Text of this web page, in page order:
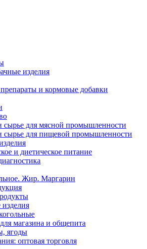
изделия
и кормовые добавки
сырье для мясной промышленности
сырье для пищевой промышленности
и диетическое питание
Жир. Маргарин
магазина и общепита
ягоды
оптовая торговля